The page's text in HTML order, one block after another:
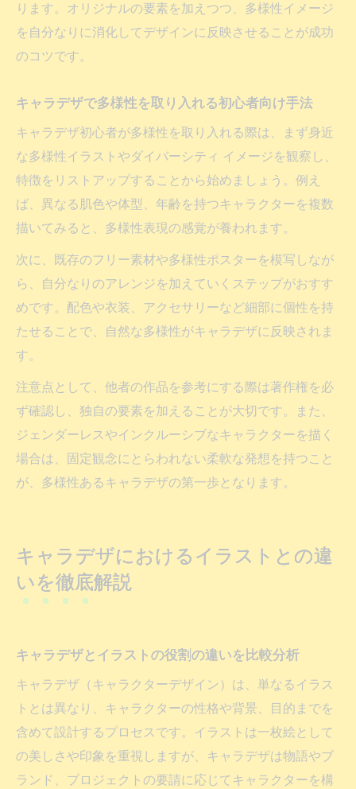
ります。オリジナルの要素を加えつつ、多様性イメージ
を自分なりに消化してデザインに反映させることが成功
のコツです。
キャラデザで多様性を取り入れる初心者向け手法
キャラデザ初心者が多様性を取り入れる際は、まず身近
な多様性イラストやダイバーシティ イメージを観察し、
特徴をリストアップすることから始めましょう。例え
ば、異なる肌色や体型、年齢を持つキャラクターを複数
描いてみると、多様性表現の感覚が養われます。
次に、既存のフリー素材や多様性ポスターを模写しなが
ら、自分なりのアレンジを加えていくステップがおすす
めです。配色や衣装、アクセサリーなど細部に個性を持
たせることで、自然な多様性がキャラデザに反映されま
す。
注意点として、他者の作品を参考にする際は著作権を必
ず確認し、独自の要素を加えることが大切です。また、
ジェンダーレスやインクルーシブなキャラクターを描く
場合は、固定観念にとらわれない柔軟な発想を持つこと
が、多様性あるキャラデザの第一歩となります。
キャラデザにおけるイラストとの違
いを徹底解説
キャラデザとイラストの役割の違いを比較分析
キャラデザ（キャラクターデザイン）は、単なるイラス
トとは異なり、キャラクターの性格や背景、目的までを
含めて設計するプロセスです。イラストは一枚絵として
の美しさや印象を重視しますが、キャラデザは物語やブ
ランド、プロジェクトの要請に応じてキャラクターを構